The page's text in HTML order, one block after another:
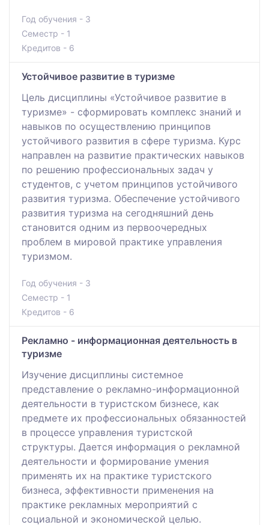
Год обучения - 3
Семестр - 1
Кредитов - 6
Устойчивое развитие в туризме
Цель дисциплины «Устойчивое развитие в
туризме» - сформировать комплекс знаний и
навыков по осуществлению принципов
устойчивого развития в сфере туризма. Курс
направлен на развитие практических навыков
по решению профессиональных задач у
студентов, с учетом принципов устойчивого
развития туризма. Обеспечение устойчивого
развития туризма на сегодняшний день
становится одним из первоочередных
проблем в мировой практике управления
туризмом.
Год обучения - 3
Семестр - 1
Кредитов - 6
Рекламно - информационная деятельность в
туризме
Изучение дисциплины системное
представление о рекламно-информационной
деятельности в туристском бизнесе, как
предмете их профессиональных обязанностей
в процессе управления туристской
структуры. Дается информация о рекламной
деятельности и формирование умения
применять их на практике туристского
бизнеса, эффективности применения на
практике рекламных мероприятий с
социальной и экономической целью.